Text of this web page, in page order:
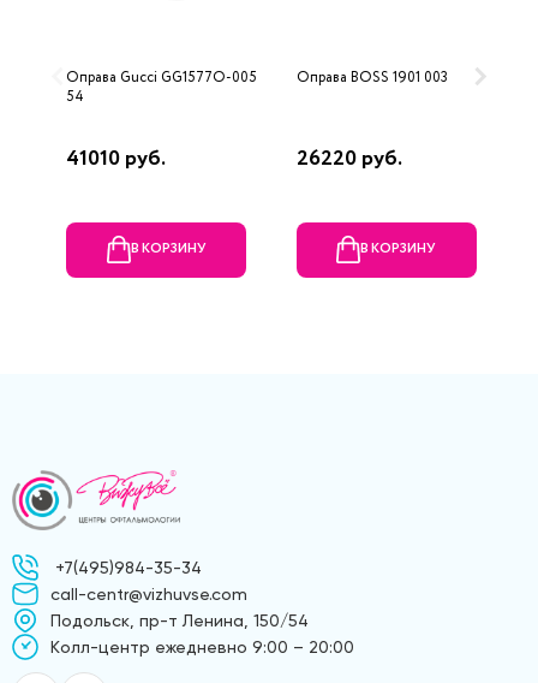
Оправа Gucci GG1577O-005
54
41010 руб.
В КОРЗИНУ
Оправа BOSS 1901 003
26220 руб.
В КОРЗИНУ
+7(495)984-35-34
call-centr@vizhuvse.com
Подольск, пр-т Ленина, 150/54
Kолл-центр ежедневно 9:00 – 20:00